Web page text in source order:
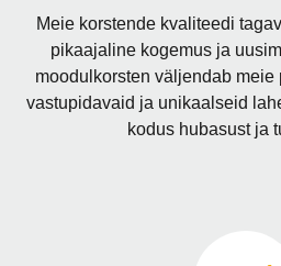
Meie korstende kvaliteedi
pikaajaline kogemus ja
moodulkorsten väljendab meie
vastupidavaid ja unikaalseid
kodus hubasust ja